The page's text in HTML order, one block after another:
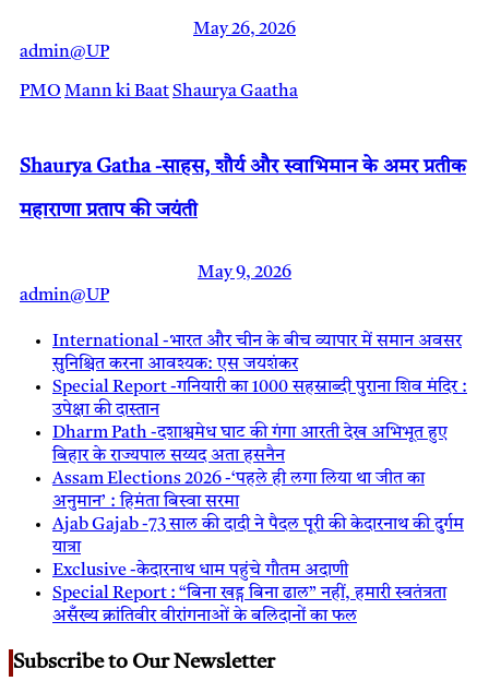
May 26, 2026
admin@UP
PMO Mann ki BaatShaurya Gaatha
Shaurya Gatha -साहस, शौर्य और स्वाभिमान के अमर प्रतीक
महाराणा प्रताप की जयंती
May 9, 2026
admin@UP
International -भारत और चीन के बीच व्यापार में समान अवसर
सुनिश्चित करना आवश्यक: एस जयशंकर
Special Report -गनियारी का 1000 सहस्राब्दी पुराना शिव मंदिर :
उपेक्षा की दास्तान
Dharm Path -दशाश्वमेध घाट की गंगा आरती देख अभिभूत हुए
बिहार के राज्यपाल सय्यद अता हसनैन
Assam Elections 2026 -‘पहले ही लगा लिया था जीत का
अनुमान’ : हिमंता बिस्वा सरमा
Ajab Gajab -73 साल की दादी ने पैदल पूरी की केदारनाथ की दुर्गम
यात्रा
Exclusive -केदारनाथ धाम पहुंचे गौतम अदाणी
Special Report : “बिना खड्ग बिना ढाल” नहीं, हमारी स्वतंत्रता
असँख्य क्रांतिवीर वीरांगनाओं के बलिदानों का फल
Subscribe to Our Newsletter